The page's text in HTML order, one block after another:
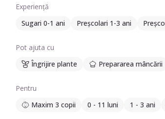
Experiență
Sugari 0-1 ani
Preșcolari 1-3 ani
Pot ajuta cu
Îngrijire plante
Prepararea mâncării
Pentru
Maxim 3 copii
0 - 11 luni 1 - 3 ani